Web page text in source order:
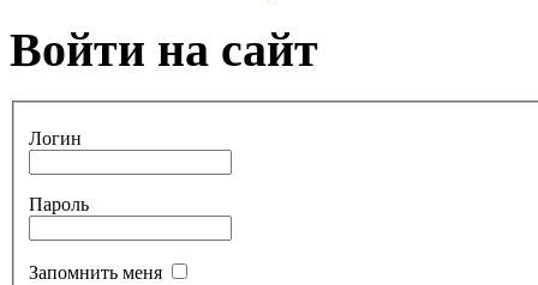
Войти на сайт
Логин
Пароль
Запомнить меня